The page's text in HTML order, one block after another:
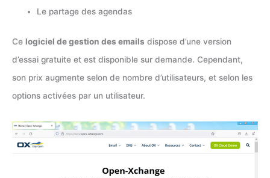
Le partage des agendas
Ce logiciel de gestion des emails dispose d’une version
d’essai gratuite et est disponible sur demande. Cependant,
son prix augmente selon de nombre d’utilisateurs, et selon les
options activées par un utilisateur.